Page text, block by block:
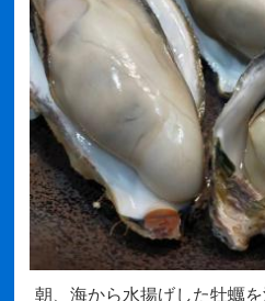
朝、海から水揚げした牡蠣